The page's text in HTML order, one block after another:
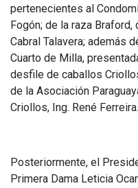
pertenecientes al
Fogón; de la raza
Cabral Talavera; además
Cuarto de Milla,
desfile de caballos
de la Asociación
Criollos, Ing. René Ferreira.
Posteriormente, el
Primera Dama Leticia